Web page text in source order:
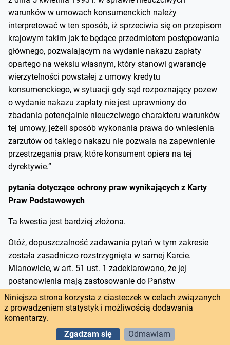
warunków w umowach konsumenckich należy
interpretować w ten sposób, iż sprzeciwia się on przepisom
krajowym takim jak te będące przedmiotem postępowania
głównego, pozwalającym na wydanie nakazu zapłaty
opartego na wekslu własnym, który stanowi gwarancję
wierzytelności powstałej z umowy kredytu
konsumenckiego, w sytuacji gdy sąd rozpoznający pozew
o wydanie nakazu zapłaty nie jest uprawniony do
zbadania potencjalnie nieuczciwego charakteru warunków
tej umowy, jeżeli sposób wykonania prawa do wniesienia
zarzutów od takiego nakazu nie pozwala na zapewnienie
przestrzegania praw, które konsument opiera na tej
dyrektywie.”
pytania dotyczące ochrony praw wynikających z Karty
Praw Podstawowych
Ta kwestia jest bardziej złożona.
Otóż, dopuszczalność zadawania pytań w tym zakresie
została zasadniczo rozstrzygnięta w samej Karcie.
Mianowicie, w art. 51 ust. 1 zadeklarowano, że jej
postanowienia mają zastosowanie do Państw
Członkowskich wyłącznie w zakresie, w jakim stosują one
prawo Unii. Dodatkowo w ust. 2 zastrzeżono, że „(…) Karta
nie rozszerza zakresu zastosowania prawa Unii poza
kompetencje Unii, nie ustanawia nowych kompetencji ani
Niniejsza strona korzysta z ciasteczek w celach związanych
z prowadzeniem statystyk i możliwością dodawania
komentarzy.
Zgadzam się
Odmawiam